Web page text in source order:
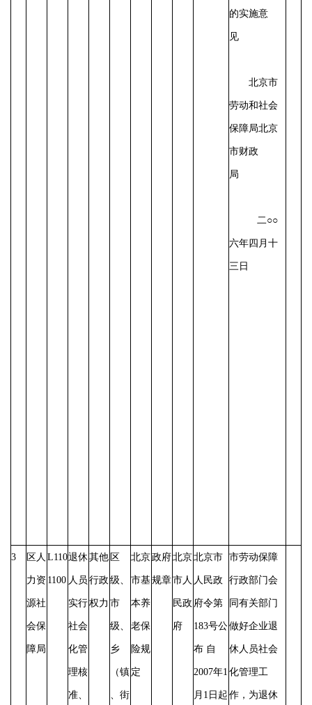
的实施意
见
北京市
劳动和社会
保障局北京
市财政
局
二 ○○
六年四月十
三日
3 区人
力资
源社
会保
障局
L110
1100
退休
人员
实行
社会
化管
理核
准、
其他
行政
权力
区
级、
市
级、
乡
（镇
、街
北京
市基
本养
老保
险规
定
政府
规章
北京
市人
民政
府
北京市
人民政
府令第
183号公
布 自
2007年1
月1日起
市劳动保障
行政部门会
同有关部门
做好企业退
休人员社会
化管理工
作，为退休